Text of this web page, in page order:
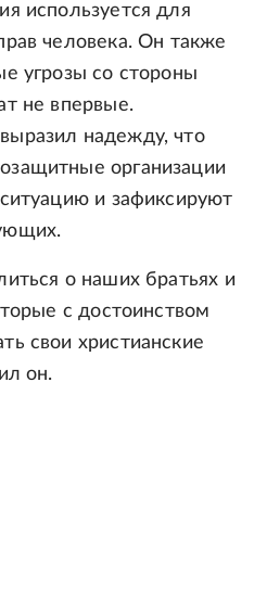
используется для
человека. Он также
угрозы со стороны
не впервые.
надежду, что
организации
и зафиксируют
о наших братьях и
с достоинством
свои христианские
он.